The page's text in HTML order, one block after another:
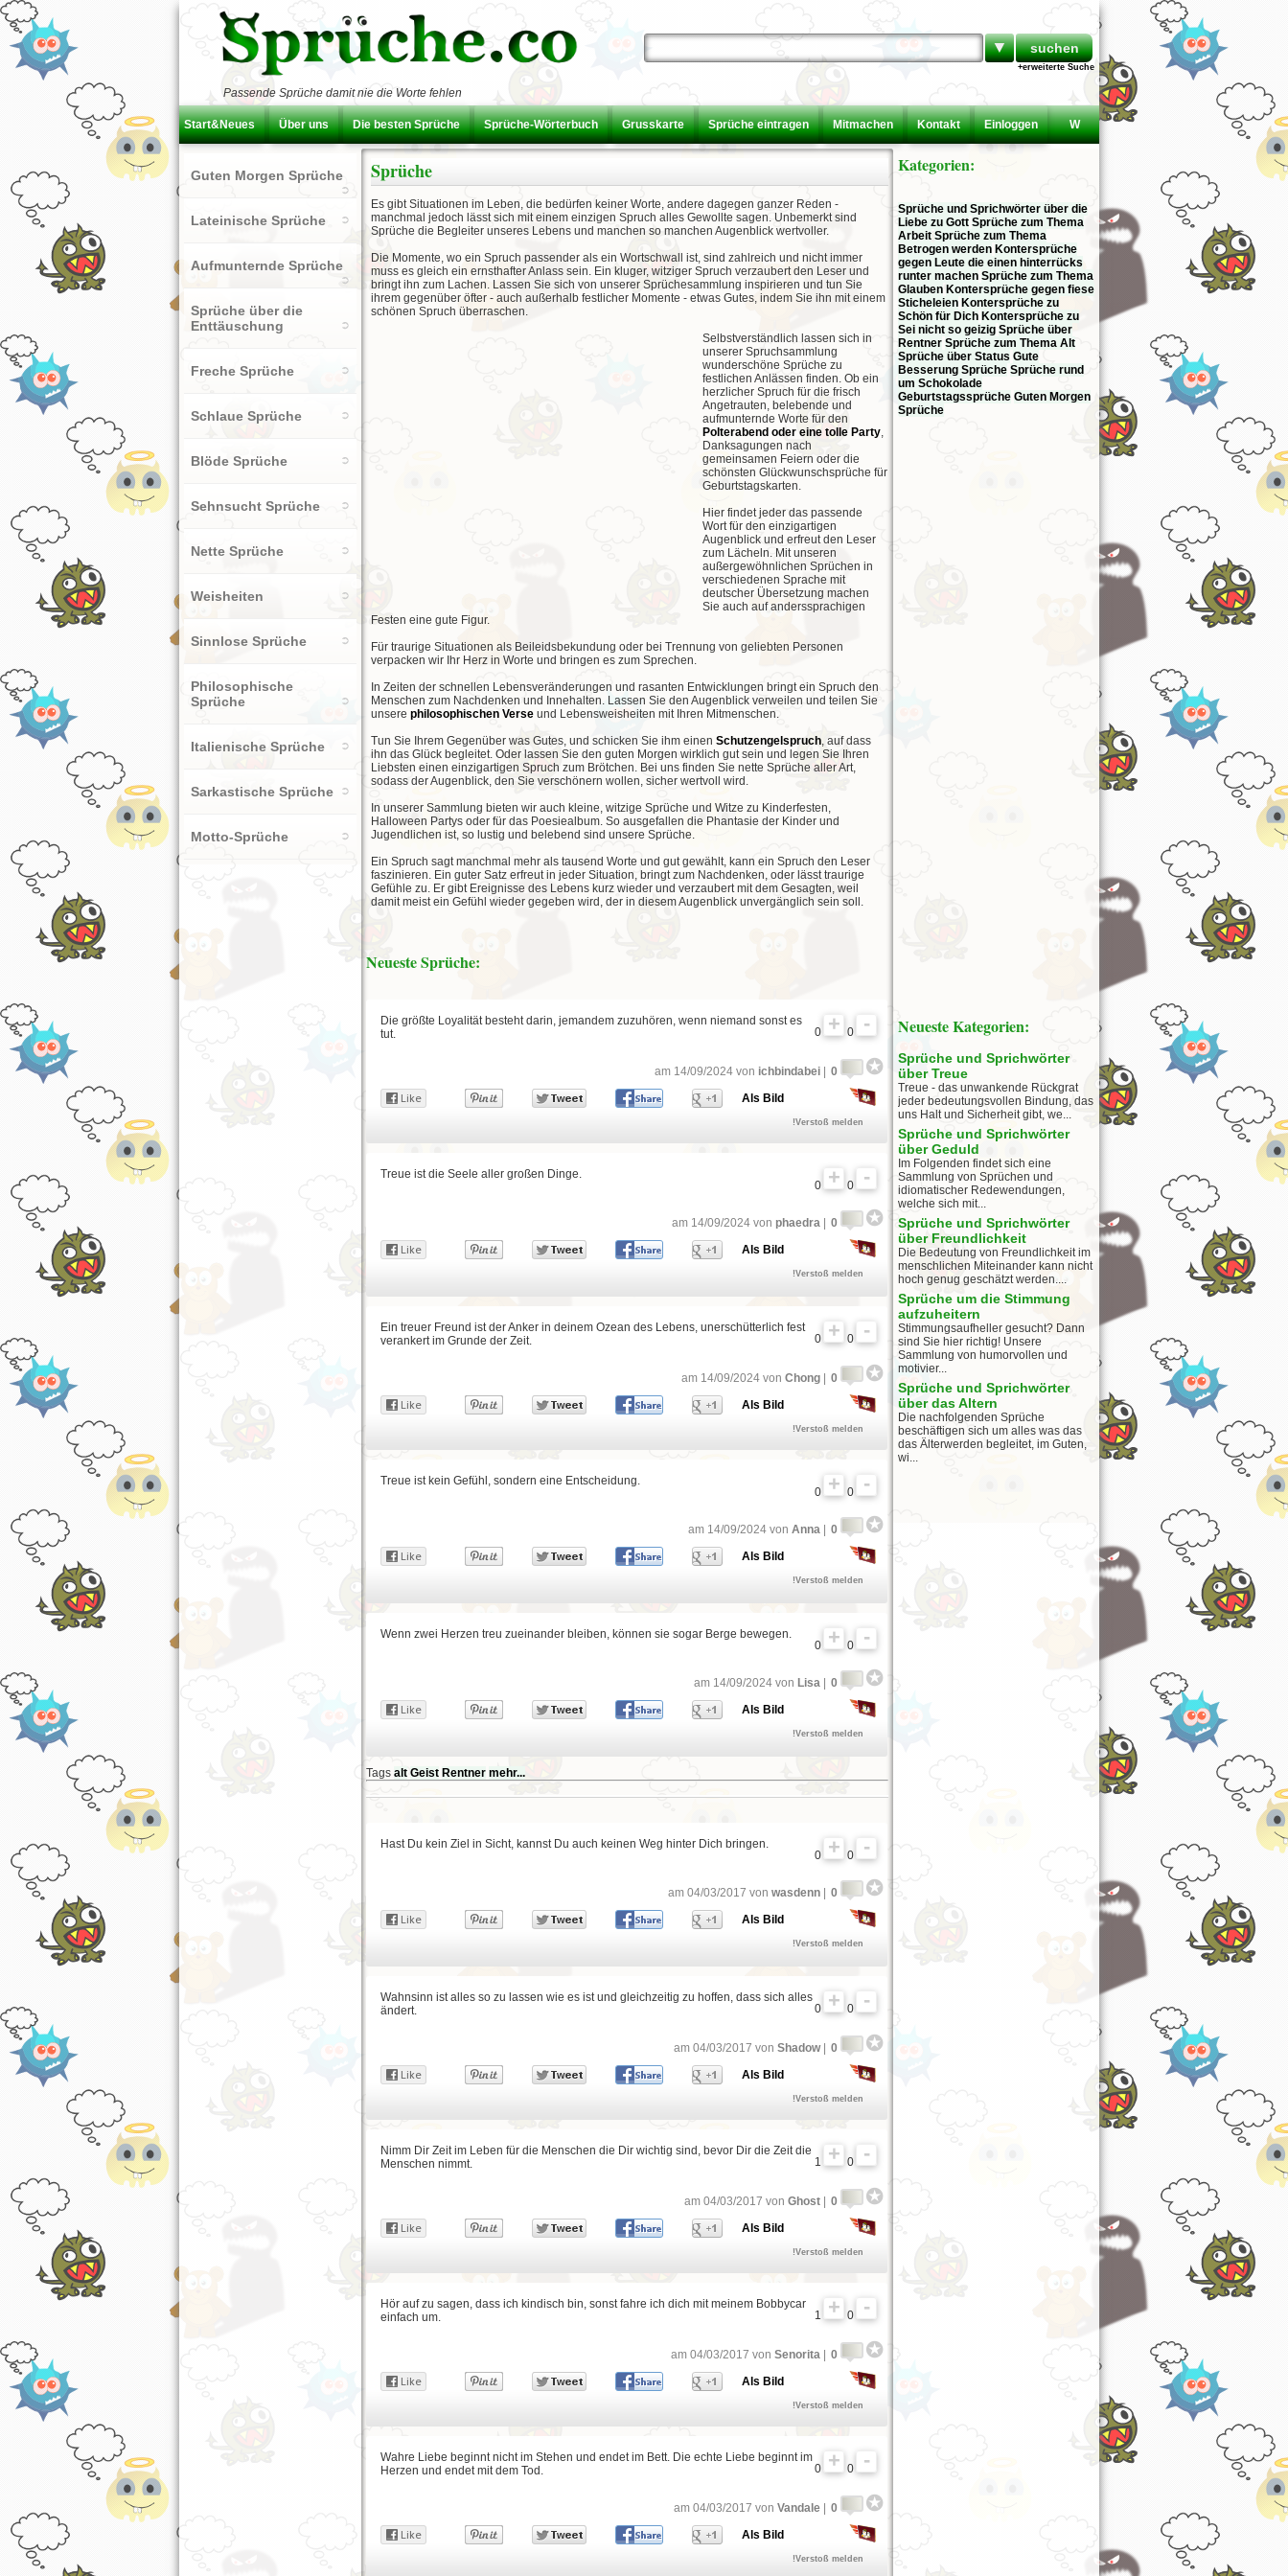
Passende Sprüche damit nie die Worte fehlen
▼
+erweiterte Suche
Start&Neues Über uns Die besten Sprüche Sprüche-Wörterbuch Grusskarte Sprüche eintragen Mitmachen Kontakt Einloggen W
Guten Morgen Sprüche
Lateinische Sprüche
Aufmunternde Sprüche
Sprüche über die
Enttäuschung
Freche Sprüche
Schlaue Sprüche
Blöde Sprüche
Sehnsucht Sprüche
Nette Sprüche
Weisheiten
Sinnlose Sprüche
Philosophische
Sprüche
Italienische Sprüche
Sarkastische Sprüche
Motto-Sprüche
Sprüche
Es gibt Situationen im Leben, die bedürfen keiner Worte, andere dagegen ganzer Reden -
manchmal jedoch lässt sich mit einem einzigen Spruch alles Gewollte sagen. Unbemerkt sind
Sprüche die Begleiter unseres Lebens und manchen so manchen Augenblick wertvoller.
Die Momente, wo ein Spruch passender als ein Wortschwall ist, sind zahlreich und nicht immer
muss es gleich ein ernsthafter Anlass sein. Ein kluger, witziger Spruch verzaubert den Leser und
bringt ihn zum Lachen. Lassen Sie sich von unserer Sprüchesammlung inspirieren und tun Sie
ihrem gegenüber öfter - auch außerhalb festlicher Momente - etwas Gutes, indem Sie ihn mit einem
schönen Spruch überraschen.
Selbstverständlich lassen sich in
unserer Spruchsammlung
wunderschöne Sprüche zu
festlichen Anlässen finden. Ob ein
herzlicher Spruch für die frisch
Angetrauten, belebende und
aufmunternde Worte für den
Polterabend oder eine tolle Party,
Danksagungen nach
gemeinsamen Feiern oder die
schönsten Glückwunschsprüche für
Geburtstagskarten.
Hier findet jeder das passende
Wort für den einzigartigen
Augenblick und erfreut den Leser
zum Lächeln. Mit unseren
außergewöhnlichen Sprüchen in
verschiedenen Sprache mit
deutscher Übersetzung machen
Sie auch auf anderssprachigen
Festen eine gute Figur.
Für traurige Situationen als Beileidsbekundung oder bei Trennung von geliebten Personen
verpacken wir Ihr Herz in Worte und bringen es zum Sprechen.
In Zeiten der schnellen Lebensveränderungen und rasanten Entwicklungen bringt ein Spruch den
Menschen zum Nachdenken und Innehalten. Lassen Sie den Augenblick verweilen und teilen Sie
unsere philosophischen Verse und Lebensweisheiten mit Ihren Mitmenschen.
Tun Sie Ihrem Gegenüber was Gutes, und schicken Sie ihm einen Schutzengelspruch, auf dass
ihn das Glück begleitet. Oder lassen Sie den guten Morgen wirklich gut sein und legen Sie Ihren
Liebsten einen einzigartigen Spruch zum Brötchen. Bei uns finden Sie nette Sprüche aller Art,
sodass der Augenblick, den Sie verschönern wollen, sicher wertvoll wird.
In unserer Sammlung bieten wir auch kleine, witzige Sprüche und Witze zu Kinderfesten,
Halloween Partys oder für das Poesiealbum. So ausgefallen die Phantasie der Kinder und
Jugendlichen ist, so lustig und belebend sind unsere Sprüche.
Ein Spruch sagt manchmal mehr als tausend Worte und gut gewählt, kann ein Spruch den Leser
faszinieren. Ein guter Satz erfreut in jeder Situation, bringt zum Nachdenken, oder lässt traurige
Gefühle zu. Er gibt Ereignisse des Lebens kurz wieder und verzaubert mit dem Gesagten, weil
damit meist ein Gefühl wieder gegeben wird, der in diesem Augenblick unvergänglich sein soll.
Neueste Sprüche:
0 0
Die größte Loyalität besteht darin, jemandem zuzuhören, wenn niemand sonst es
tut.
am 14/09/2024 von ichbindabei
0
Als Bild
!Verstoß melden
0 0
Treue ist die Seele aller großen Dinge.
am 14/09/2024 von phaedra
0
Als Bild
!Verstoß melden
0 0
Ein treuer Freund ist der Anker in deinem Ozean des Lebens, unerschütterlich fest
verankert im Grunde der Zeit.
am 14/09/2024 vonChong
0
Als Bild
!Verstoß melden
0 0
Treue ist kein Gefühl, sondern eine Entscheidung.
am 14/09/2024 vonAnna
0
Als Bild
!Verstoß melden
0 0
Wenn zwei Herzen treu zueinander bleiben, können sie sogar Berge bewegen.
am 14/09/2024 von Lisa
0
Als Bild
!Verstoß melden
Tags alt Geist Rentner mehr...
0 0
Hast Du kein Ziel in Sicht, kannst Du auch keinen Weg hinter Dich bringen.
am 04/03/2017 vonwasdenn
0
Als Bild
!Verstoß melden
0 0
Wahnsinn ist alles so zu lassen wie es ist und gleichzeitig zu hoffen, dass sich alles
ändert.
am 04/03/2017 vonShadow|
0
Als Bild
!Verstoß melden
1 0
Nimm Dir Zeit im Leben für die Menschen die Dir wichtig sind, bevor Dir die Zeit die
Menschen nimmt.
am 04/03/2017 vonGhost
0
Als Bild
!Verstoß melden
1 0
Hör auf zu sagen, dass ich kindisch bin, sonst fahre ich dich mit meinem Bobbycar
einfach um.
am 04/03/2017 vonSenorita
0
Als Bild
!Verstoß melden
0 0
Wahre Liebe beginnt nicht im Stehen und endet im Bett. Die echte Liebe beginnt im
Herzen und endet mit dem Tod.
am 04/03/2017 vonVandale
0
Als Bild
!Verstoß melden
Kategorien:
Sprüche und Sprichwörter über die
Liebe zu Gott Sprüche zum Thema
Arbeit Sprüche zum Thema
Betrogen werden Kontersprüche
gegen Leute die einen hinterrücks
runter machen Sprüche zum Thema
Glauben Kontersprüche gegen fiese
Sticheleien Kontersprüche zu
Schön für Dich Kontersprüche zu
Sei nicht so geizig Sprüche über
Rentner Sprüche zum Thema Alt
Sprüche über Status Gute
Besserung Sprüche Sprüche rund
um Schokolade
Geburtstagssprüche Guten Morgen
Sprüche
Neueste Kategorien:
Sprüche und Sprichwörter
über Treue
Treue - das unwankende Rückgrat
jeder bedeutungsvollen Bindung, das
uns Halt und Sicherheit gibt, we...
Sprüche und Sprichwörter
über Geduld
Im Folgenden findet sich eine
Sammlung von Sprüchen und
idiomatischer Redewendungen,
welche sich mit...
Sprüche und Sprichwörter
über Freundlichkeit
Die Bedeutung von Freundlichkeit im
menschlichen Miteinander kann nicht
hoch genug geschätzt werden....
Sprüche um die Stimmung
aufzuheitern
Stimmungsaufheller gesucht? Dann
sind Sie hier richtig! Unsere
Sammlung von humorvollen und
motivier...
Sprüche und Sprichwörter
über das Altern
Die nachfolgenden Sprüche
beschäftigen sich um alles was das
das Älterwerden begleitet, im Guten,
wi...